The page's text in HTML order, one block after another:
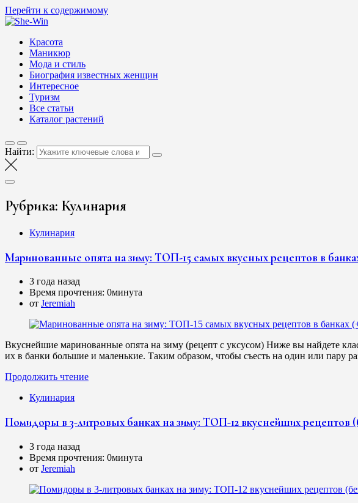
Перейти к содержимому
Блог о женской красоте и здоровье
Красота
Маникюр
Мода и стиль
Биография известных женщин
Интересное
Туризм
Все статьи
Каталог растений
Найти:
Рубрика: Кулинария
Кулинария
Маринованные опята на зиму: ТОП-15 самых вкусных рецептов в
3 года назад
Время прочтения: 0минута
от Jeremiah
Вкуснейшие маринованные опята на зиму (рецепт с уксусом) Ниже вы найдете
их в банки большие и маленькие. Таким образом, чтобы съесть на один или пару
Продолжить чтение
Кулинария
Помидоры в 3-литровых банках на зиму: ТОП-12 вкуснейших рецептов
3 года назад
Время прочтения: 0минута
от Jeremiah